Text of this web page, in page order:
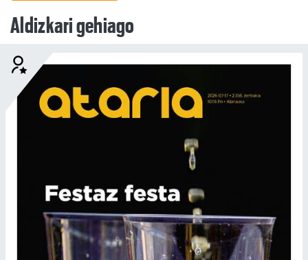
Aldizkari gehiago